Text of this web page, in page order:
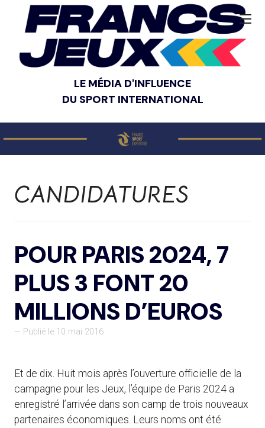
LE MÉDIA D'INFLUENCE
DU SPORT INTERNATIONAL
CANDIDATURES
POUR PARIS 2024, 7
PLUS 3 FONT 20
MILLIONS D’EUROS
— Publié le 10 mai 2016
Et de dix. Huit mois après l’ouverture officielle de la
campagne pour les Jeux, l’équipe de Paris 2024 a
enregistré l’arrivée dans son camp de trois nouveaux
partenaires économiques. Leurs noms ont été